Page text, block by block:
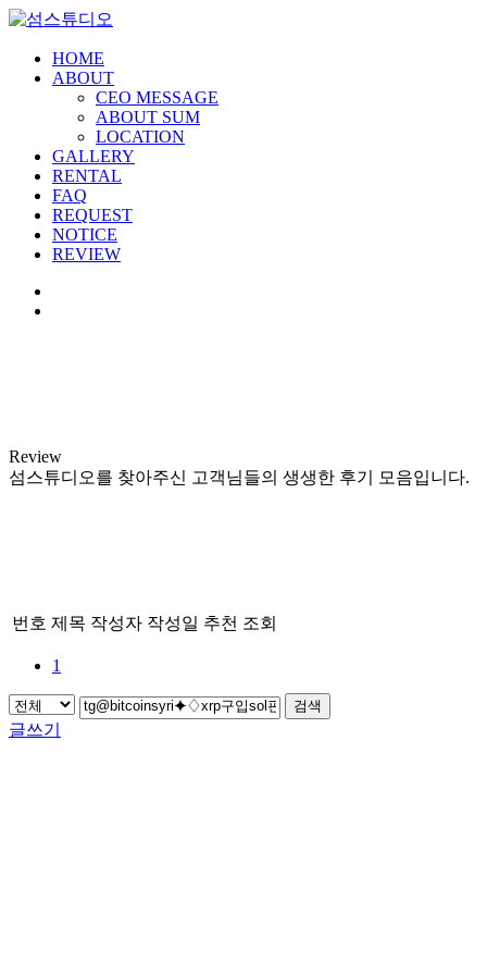
HOME
ABOUT
CEO MESSAGE
ABOUT SUM
LOCATION
GALLERY
RENTAL
FAQ
REQUEST
NOTICE
REVIEW
Review
섬스튜디오를 찾아주신 고객님들의 생생한 후기 모음입니다.
번호 제목 작성자 작성일 추천 조회
1
검색
글쓰기